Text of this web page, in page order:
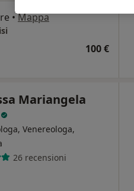
• Mappa
100 €
Mariangela
Venereologa,
26 recensioni